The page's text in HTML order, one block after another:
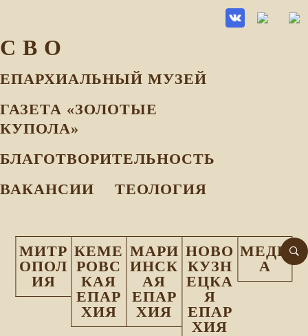
С В О
ЕПАРХИАЛЬНЫЙ МУЗEЙ
ГАЗЕТА «ЗОЛОТЫЕ
КУПОЛА»
БЛАГОТВОРИТЕЛЬНОСТЬ
ВАКАНСИИ
ТЕОЛОГИЯ
МИТР
ОПОЛ
ИЯ
КЕМЕ
РОВС
КАЯ
ЕПАР
ХИЯ
МАРИ
ИНСК
АЯ
ЕПАР
ХИЯ
НОВО
КУЗН
ЕЦКА
Я
ЕПАР
ХИЯ
МЕДИ
А